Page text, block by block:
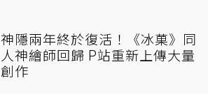
神隱兩年終於復活！《冰菓》同
人神繪師回歸 P站重新上傳大量
創作